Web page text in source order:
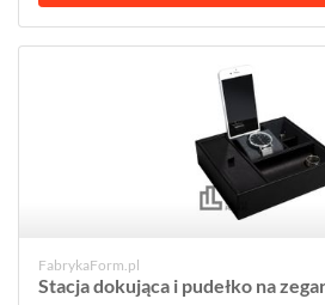
FabrykaForm.pl
Stacja dokująca i pudełko na